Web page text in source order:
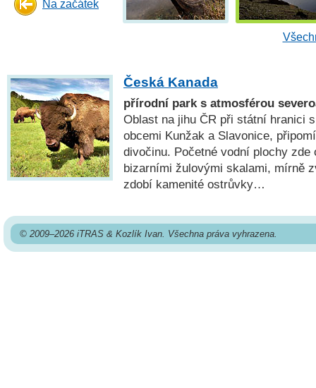
Na začátek
Česká Kanada
přírodní park s atmosférou
Oblast na jihu ČR při státní hranici
obcemi Kunžak a Slavonice,
divočinu. Početné vodní plochy
bizarními žulovými skalami, mírně
zdobí kamenité ostrůvky…
© 2009–2026 iTRAS & Kozlík Ivan. Všechna práva vyhrazena.